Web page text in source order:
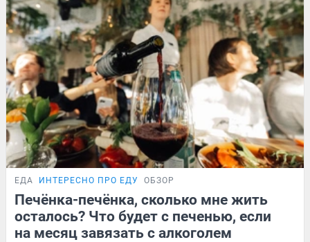
ЕДА ИНТЕРЕСНО ПРО ЕДУ ОБЗОР
Печёнка-печёнка, сколько мне жить
осталось? Что будет с печенью, если
на месяц завязать с алкоголем